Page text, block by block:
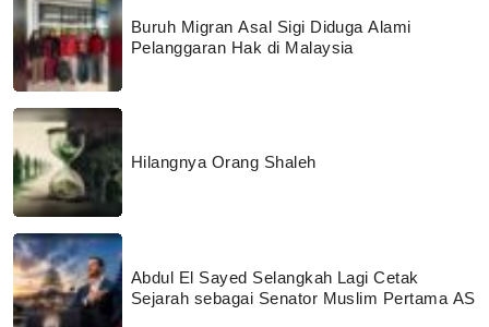
Buruh Migran Asal Sigi Diduga Alami
Pelanggaran Hak di Malaysia
Hilangnya Orang Shaleh
Abdul El Sayed Selangkah Lagi Cetak
Sejarah sebagai Senator Muslim Pertama AS